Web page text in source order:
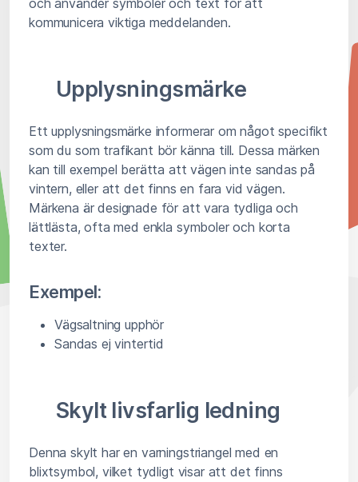
och använder symboler och text för att
kommunicera viktiga meddelanden.
Upplysningsmärke
Ett upplysningsmärke informerar om något specifikt
som du som trafikant bör känna till. Dessa märken
kan till exempel berätta att vägen inte sandas på
vintern, eller att det finns en fara vid vägen.
Märkena är designade för att vara tydliga och
lättlästa, ofta med enkla symboler och korta
texter.
Exempel:
Vägsaltning upphör
Sandas ej vintertid
Skylt livsfarlig ledning
Denna skylt har en varningstriangel med en
blixtsymbol, vilket tydligt visar att det finns